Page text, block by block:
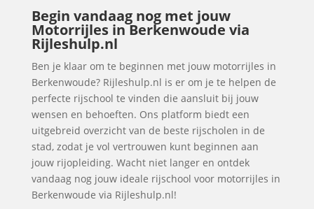
Begin vandaag nog met jouw
Motorrijles in Berkenwoude via
Rijleshulp.nl
Ben je klaar om te beginnen met jouw motorrijles in
Berkenwoude? Rijleshulp.nl is er om je te helpen de
perfecte rijschool te vinden die aansluit bij jouw
wensen en behoeften. Ons platform biedt een
uitgebreid overzicht van de beste rijscholen in de
stad, zodat je vol vertrouwen kunt beginnen aan
jouw rijopleiding. Wacht niet langer en ontdek
vandaag nog jouw ideale rijschool voor motorrijles in
Berkenwoude via Rijleshulp.nl!